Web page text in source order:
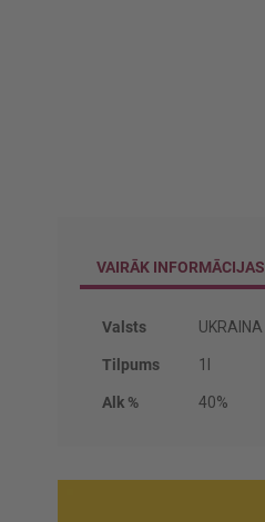
sākumuVAIRĀK INFORMĀCIJAS
Vairāk
Valsts UKRAINA
Tilpums 1l
Alk % 40%